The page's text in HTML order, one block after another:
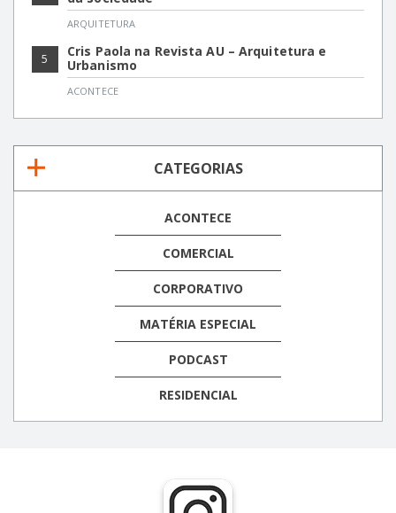
ARQUITETURA
5
Cris Paola na Revista AU – Arquitetura e
Urbanismo
ACONTECE
CATEGORIAS
ACONTECE
COMERCIAL
CORPORATIVO
MATÉRIA ESPECIAL
PODCAST
RESIDENCIAL